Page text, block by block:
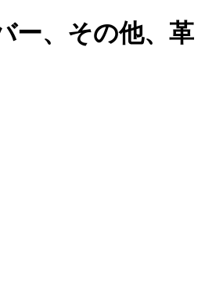
ー、その他、革